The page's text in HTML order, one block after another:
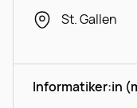
St. Gallen
Informatiker:in